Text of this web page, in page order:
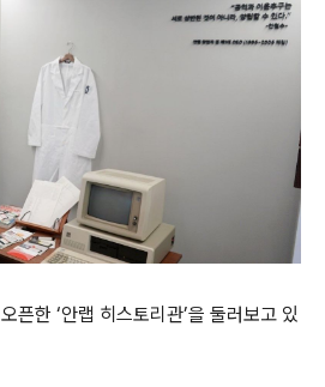
오픈한 ‘안랩 히스토리관’을 둘러보고 있